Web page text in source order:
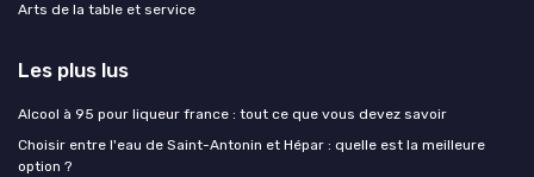
Arts de la table et service
Les plus lus
Alcool à 95 pour liqueur france : tout ce que vous devez savoir
Choisir entre l'eau de Saint-Antonin et Hépar : quelle est la meilleure
option ?